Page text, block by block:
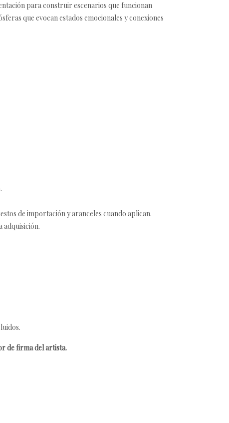
para construir escenarios que funcionan
que evocan estados emocionales y conexiones
de importación y aranceles cuando aplican.
adquisición.
de firma del artista.